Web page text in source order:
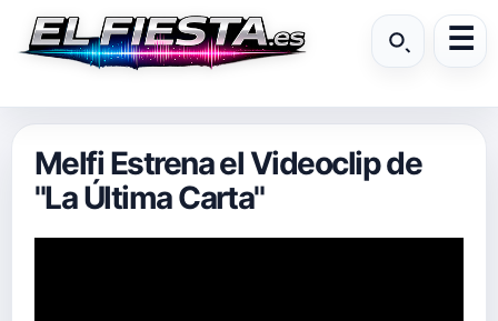
Melfi Estrena el Videoclip de
"La Última Carta"